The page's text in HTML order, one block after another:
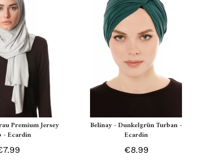
Premium Jersey
- Ecardin
Belinay - Dunkelgrün Turban -
Ecardin
€8.99